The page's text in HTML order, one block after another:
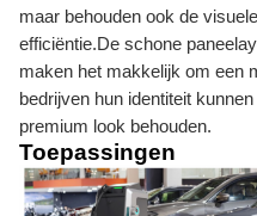
maar behouden ook de
efficiëntie.De schone
maken het makkelijk om een
bedrijven hun identiteit
premium look behouden.
Toepassingen